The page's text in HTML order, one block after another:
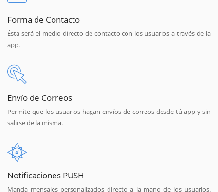
Forma de Contacto
Ésta será el medio directo de contacto con los usuarios a través de la
app.
Envío de Correos
Permite que los usuarios hagan envíos de correos desde tú app y sin
salirse de la misma.
Notificaciones PUSH
Manda mensajes personalizados directo a la mano de los usuarios.